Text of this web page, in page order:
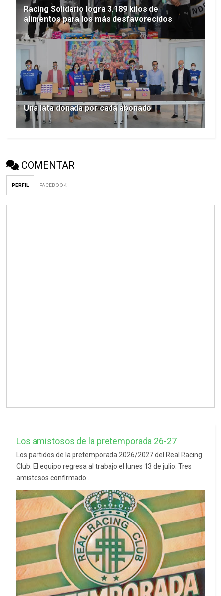
Racing Solidario logra 3.189 kilos de
alimentos para los más desfavorecidos
Una lata donada por cada abonado
COMENTAR
PERFIL FACEBOOK
Los amistosos de la pretemporada 26-27
Los partidos de la pretemporada 2026/2027 del Real Racing
Club. El equipo regresa al trabajo el lunes 13 de julio. Tres
amistosos confirmado...